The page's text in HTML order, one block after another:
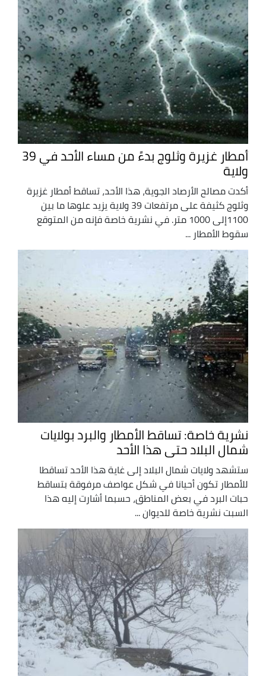
أمطار غزيرة وثلوج بدءً من مساء الأحد في 39
ولاية
أكدت مصالح الأرصاد الجوية، هذا الأحد، تساقط أمطار غزيرة
وثلوج كثيفة على مرتفعات 39 ولاية يزيد علوها ما بين
1100إلى 1000 متر. في نشرية خاصة فإنه من المتوقع
سقوط الأمطار ...
نشرية خاصة: تساقط الأمطار والبرد بولايات
شمال البلاد حتى هذا الأحد
ستشهد ولايات شمال البلاد إلى غاية هذا الأحد تساقطا
للأمطار تكون أحيانا في شكل عواصف مرفوقة بتساقط
حبات البرد في بعض المناطق، حسبما أشارت إليه هذا
السبت نشرية خاصة للديوان ...